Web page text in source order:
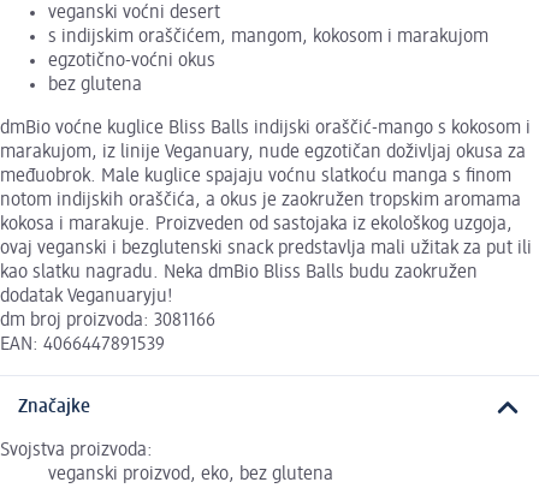
veganski voćni desert
s indijskim oraščićem, mangom, kokosom i marakujom
egzotično-voćni okus
bez glutena
dmBio voćne kuglice Bliss Balls indijski oraščić-mango s kokosom i
marakujom, iz linije Veganuary, nude egzotičan doživljaj okusa za
međuobrok. Male kuglice spajaju voćnu slatkoću manga s finom
notom indijskih oraščića, a okus je zaokružen tropskim aromama
kokosa i marakuje. Proizveden od sastojaka iz ekološkog uzgoja,
ovaj veganski i bezglutenski snack predstavlja mali užitak za put ili
kao slatku nagradu. Neka dmBio Bliss Balls budu zaokružen
dodatak Veganuaryju!
dm broj proizvoda: 3081166
EAN: 4066447891539
Značajke
Svojstva proizvoda:
veganski proizvod, eko, bez glutena